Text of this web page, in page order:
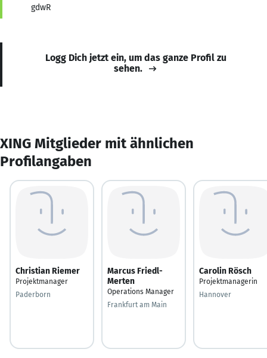
gdwR
Logg Dich jetzt ein, um das ganze Profil zu
sehen.
XING Mitglieder mit ähnlichen
Profilangaben
Christian Riemer
Projektmanager
Paderborn
Marcus Friedl-
Merten
Operations Manager
Frankfurt am Main
Carolin Rösch
Projektmanagerin
Hannover